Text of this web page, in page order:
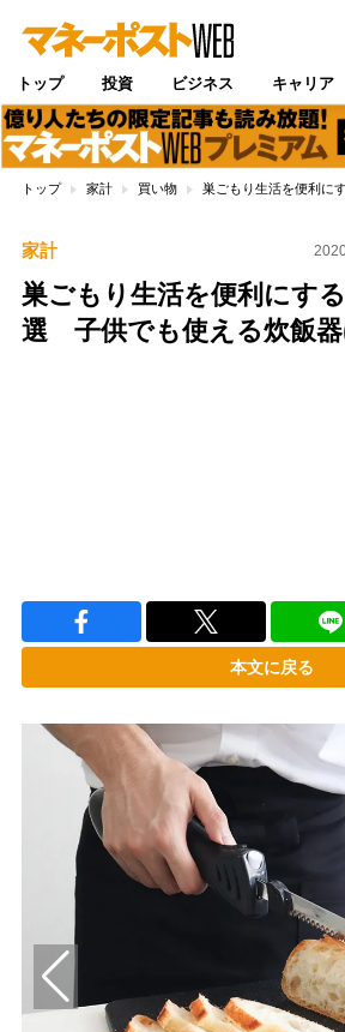
トップ 投資 ビジネス キャリア
トップ 家計 買い物 巣ごもり生活を便利に
家計
巣ごもり生活を便利にす
選 子供でも使える炊飯
本文に戻る